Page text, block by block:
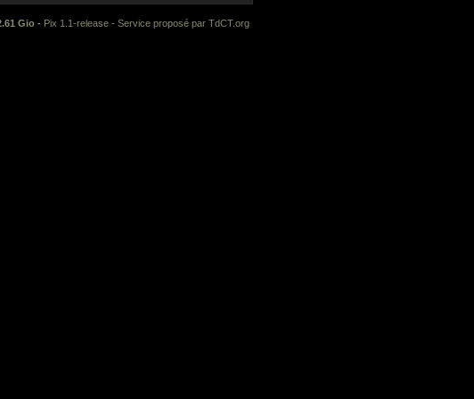
Gio - Pix 1.1-release - Service proposé par TdCT.org